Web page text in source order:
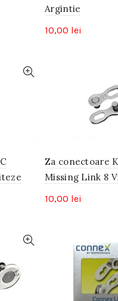
Argintie
10,00 lei
Za conectoare
Missing Link 8
10,00 lei